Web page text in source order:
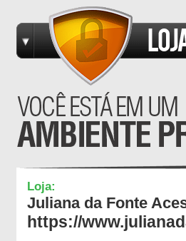
Loja:
Juliana da Fonte
https://